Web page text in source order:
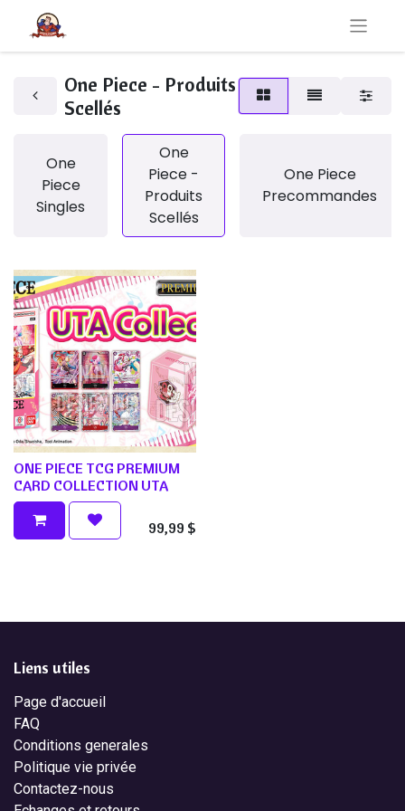
One Piece - Produits
Scellés
One
Piece
Singles
One
Piece -
Produits
Scellés
One Piece
Precommandes
ONE PIECE TCG PREMIUM
CARD COLLECTION UTA
99,99 $
Liens utiles
Page d'accueil
FAQ
Conditions generales
Politique vie privée
Contactez-nous